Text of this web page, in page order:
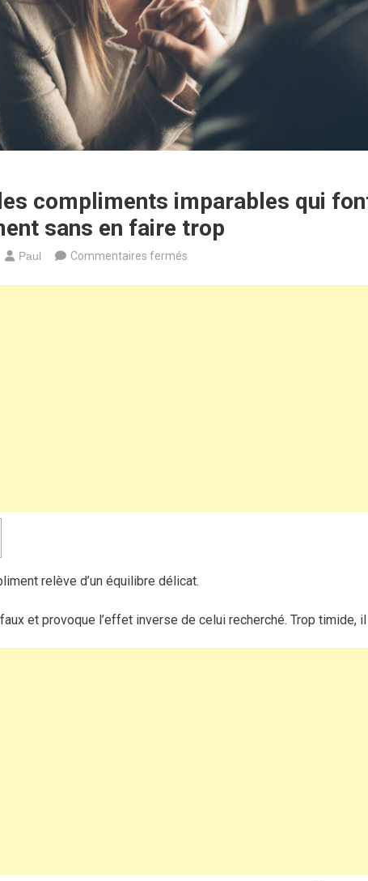
compliments imparables qui
sans en faire trop
Paul Commentaires ferméssur
relève d’un équilibre délicat.
et provoque l’effet inverse de celui recherché. Trop timide,